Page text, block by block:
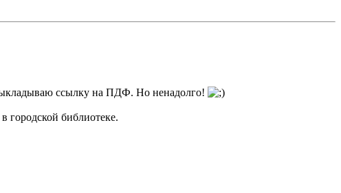
ссылку на ПДФ. Но ненадолго!
городской библиотеке.